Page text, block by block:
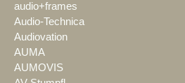
audio+frames
Audio-Technica
Audiovation
AUMA
AUMOVIS